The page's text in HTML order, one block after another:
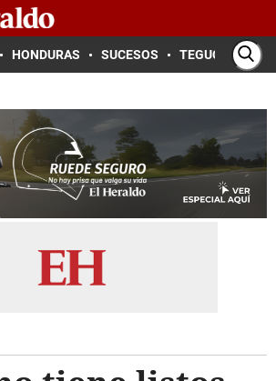
HONDURAS SUCESOS TEGUCIGALPA